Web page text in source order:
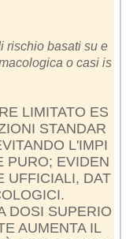
rischio basati su e
o casi is
LIMITATO ES
STANDAR
L'IMPI
PURO; EVIDEN
UFFICIALI, DAT
DOSI SUPERIO
AUMENTA IL